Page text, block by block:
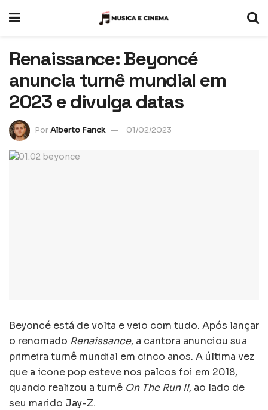
Renaissance: Beyoncé
anuncia turnê mundial em
2023 e divulga datas
PorAlberto Fanck 01/02/2023
Beyoncé está de volta e veio com tudo. Após lançar
o renomado Renaissance, a cantora anunciou sua
primeira turnê mundial em cinco anos. A última vez
que a ícone pop esteve nos palcos foi em 2018,
quando realizou a turnê On The Run II, ao lado de
seu marido Jay-Z.